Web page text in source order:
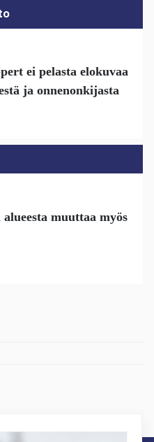
ei pelasta elokuvaa
ja onnenonkijasta
muuttaa myös